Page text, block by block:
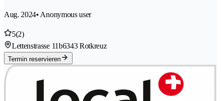
Aug. 2024• Anonymous user
5(2)
Lettenstrasse 11b6343 Rotkreuz
Termin reservieren